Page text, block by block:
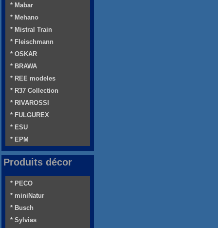
* Mabar
* Mehano
* Mistral Train
* Fleischmann
* OSKAR
* BRAWA
* REE modeles
* R37 Collection
* RIVAROSSI
* FULGUREX
* ESU
* EPM
Produits décor
* PECO
* miniNatur
* Busch
* Sylvias